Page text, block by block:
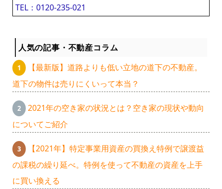
TEL：0120-235-021
人気の記事・不動産コラム
【最新版】道路よりも低い立地の道下の不動産。
道下の物件は売りにくいって本当？
2021年の空き家の状況とは？空き家の現状や動向
についてご紹介
【2021年】特定事業用資産の買換え特例で譲渡益
の課税の繰り延べ。特例を使って不動産の資産を上手
に買い換える